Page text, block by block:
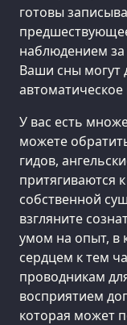
готовы
наблюдением
Ваши сны могут
У вас есть
можете
гидов,
притягиваются
собственной
взгляните
умом на опыт, в
сердцем к тем
проводникам
восприятием
которая может